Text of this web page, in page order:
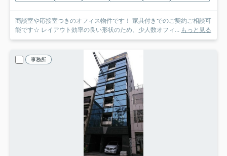
商談室や応接室つきのオフィス物件です！ 家具付きでのご契約ご相談可
能です☆ レイアウト効率の良い形状のため、少人数オフィ... もっと見る
事務所